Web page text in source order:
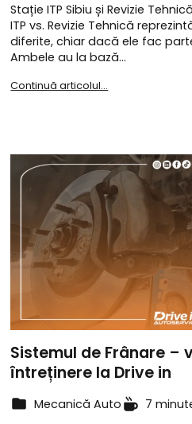
Stație ITP Sibiu și Revizie
ITP vs. Revizie Tehnică
diferite, chiar dacă ele fac
Ambele au la bază…
Continuă articolul...
Sistemul de Frânare –
întreținere la Drive in
Mecanică Auto
7